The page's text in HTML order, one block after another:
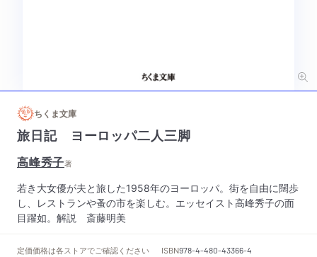
ちくま文庫
旅日記 ヨーロッパ二人三脚
高峰秀子著
若き大女優が夫と旅した1958年のヨーロッパ。街を自由に闊歩
し、レストランや蚤の市を楽しむ。エッセイスト高峰秀子の面
目躍如。解説 斎藤明美
定価価格は各ストアでご確認ください ISBN978-4-480-43366-4